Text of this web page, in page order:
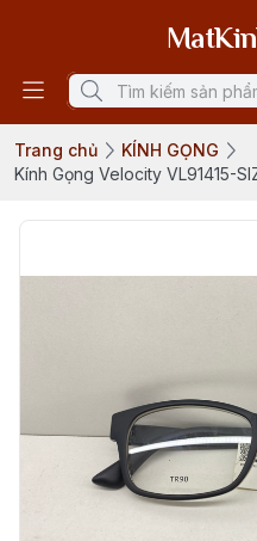
Trang chủ
KÍNH GỌNG
Kính Gọng Velocity VL91415-